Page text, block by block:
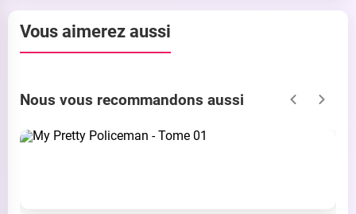
Vous aimerez aussi
Nous vous recommandons aussi